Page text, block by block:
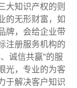
大知识产权的则
的无形财富，如
牌，会给企业带
注册服务机构的
诚信共赢”的服
光，专业的为客
于解决客户知识